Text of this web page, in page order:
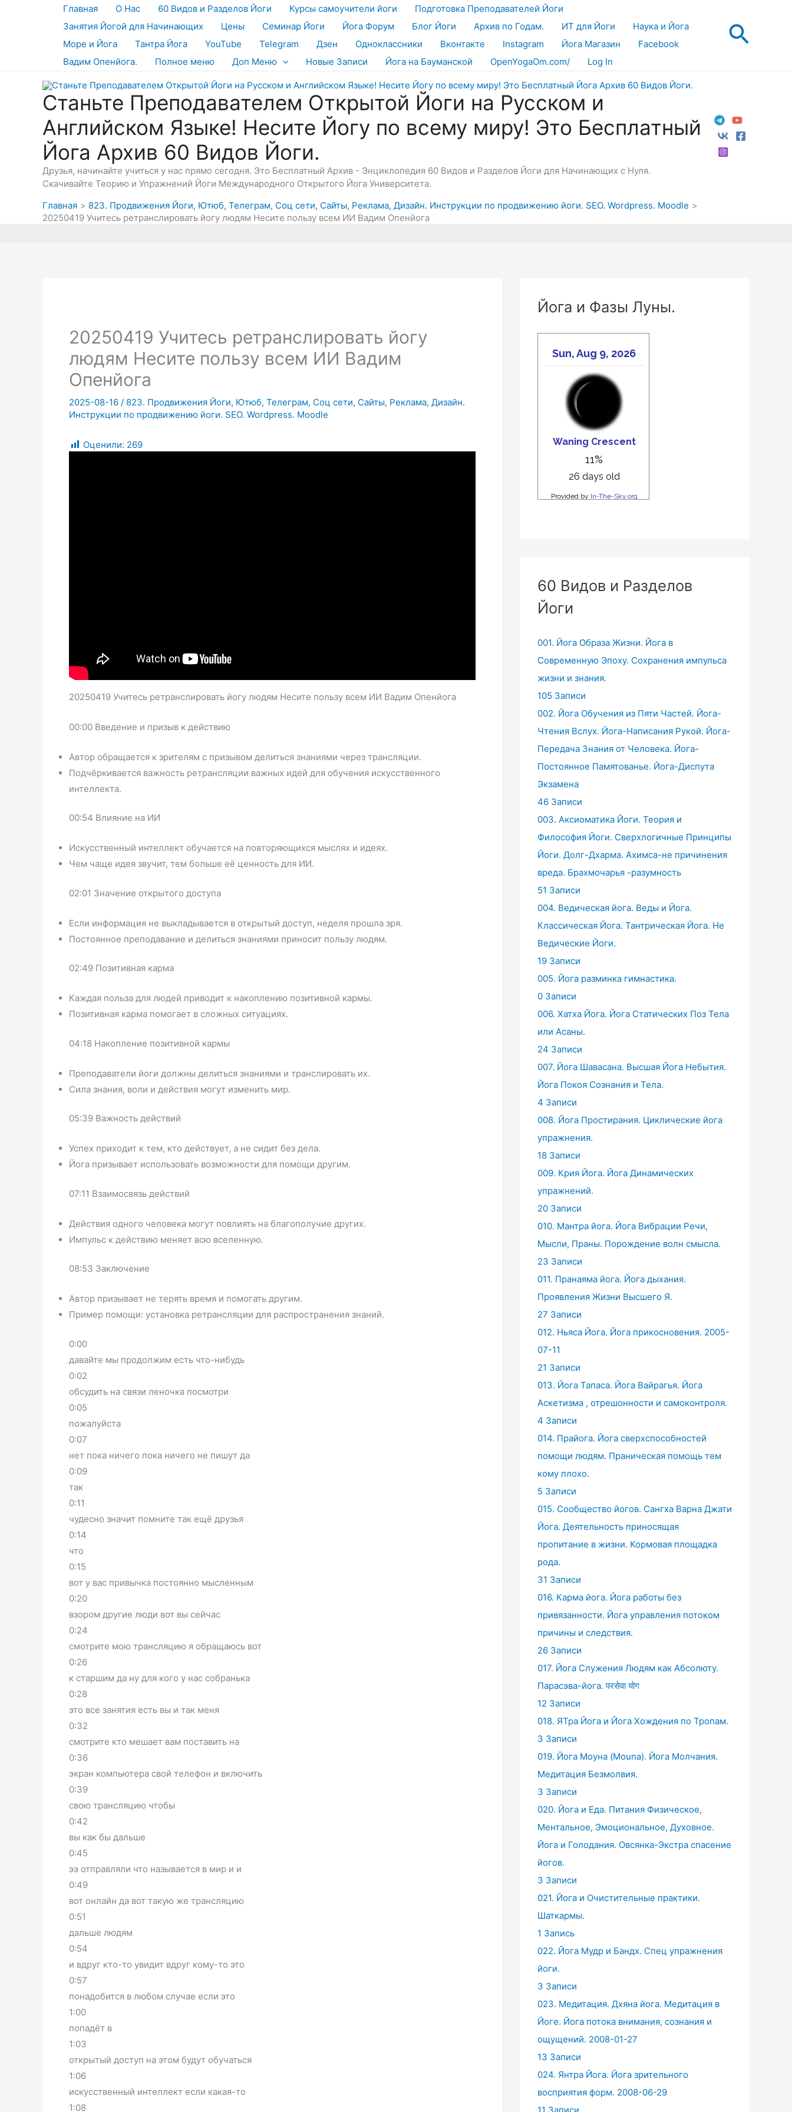
Главная О Нас 60 Видов и Разделов Йоги Курсы самоучители йоги
Подготовка Преподавателей Йоги
Занятия Йогой для Начинающих
Цены Семинар Йоги Йога Форум Блог Йоги Архив по Годам. ИТ для Йоги
Наука и Йога
Море и Йога
Тантра Йога YouTube Telegram Дзен Одноклассники Вконтакте Instagram Йога Магазин
Facebook
Вадим Опенйога.
Полное меню Доп Меню Новые Записи Йога на Бауманской OpenYogaOm.com/ Log In
Станьте Преподавателем Открытой Йоги на Русском и
Английском Языке! Несите Йогу по всему миру! Это Бесплатный
Йога Архив 60 Видов Йоги.
Друзья, начинайте учиться у нас прямо сегодня. Это Бесплатный Архив - Энциклопедия 60 Видов и Разделов Йоги для Начинающих с Нуля.
Скачивайте Теорию и Упражнений Йоги Международного Открытого Йога Университета.
Главная
823. Продвижения Йоги, Ютюб, Телеграм, Соц сети, Сайты, Реклама, Дизайн. Инструкции по продвижению йоги. SEO. Wordpress. Moodle
20250419 Учитесь ретранслировать йогу людям Несите пользу всем ИИ Вадим Опенйога
20250419 Учитесь ретранслировать йогу
людям Несите пользу всем ИИ Вадим
Опенйога
2025-08-16 / 823. Продвижения Йоги, Ютюб, Телеграм, Соц сети, Сайты, Реклама, Дизайн.
Инструкции по продвижению йоги. SEO. Wordpress. Moodle
Оценили: 269
20250419 Учитесь ретранслировать йогу людям Несите пользу всем ИИ Вадим Опенйога
00:00 Введение и призыв к действию
Автор обращается к зрителям с призывом делиться знаниями через трансляции.
Подчёркивается важность ретрансляции важных идей для обучения искусственного
интеллекта.
00:54 Влияние на ИИ
Искусственный интеллект обучается на повторяющихся мыслях и идеях.
Чем чаще идея звучит, тем больше её ценность для ИИ.
02:01 Значение открытого доступа
Если информация не выкладывается в открытый доступ, неделя прошла зря.
Постоянное преподавание и делиться знаниями приносит пользу людям.
02:49 Позитивная карма
Каждая польза для людей приводит к накоплению позитивной кармы.
Позитивная карма помогает в сложных ситуациях.
04:18 Накопление позитивной кармы
Преподаватели йоги должны делиться знаниями и транслировать их.
Сила знания, воли и действия могут изменить мир.
05:39 Важность действий
Успех приходит к тем, кто действует, а не сидит без дела.
Йога призывает использовать возможности для помощи другим.
07:11 Взаимосвязь действий
Действия одного человека могут повлиять на благополучие других.
Импульс к действию меняет всю вселенную.
08:53 Заключение
Автор призывает не терять время и помогать другим.
Пример помощи: установка ретрансляции для распространения знаний.
0:00
давайте мы продолжим есть что-нибудь
0:02
обсудить на связи леночка посмотри
0:05
пожалуйста
0:07
нет пока ничего пока ничего не пишут да
0:09
так
0:11
чудесно значит помните так ещё друзья
0:14
что
0:15
вот у вас привычка постоянно мысленным
0:20
взором другие люди вот вы сейчас
0:24
смотрите мою трансляцию я обращаюсь вот
0:26
к старшим да ну для кого у нас собранька
0:28
это все занятия есть вы и так меня
0:32
смотрите кто мешает вам поставить на
0:36
экран компьютера свой телефон и включить
0:39
свою трансляцию чтобы
0:42
вы как бы дальше
0:45
ээ отправляли что называется в мир и и
0:49
вот онлайн да вот такую же трансляцию
0:51
дальше людям
0:54
и вдруг кто-то увидит вдруг кому-то это
0:57
понадобится в любом случае если это
1:00
попадёт в
1:03
открытый доступ на этом будут обучаться
1:06
искусственный интеллект если какая-то
1:08
Йога и Фазы Луны.
60 Видов и Разделов
Йоги
001. Йога Образа Жизни. Йога в
Современную Эпоху. Сохранения импульса
жизни и знания.
105 Записи
002. Йога Обучения из Пяти Частей. Йога-
Чтения Вслух. Йога-Написания Рукой. Йога-
Передача Знания от Человека. Йога-
Постоянное Памятованье. Йога-Диспута
Экзамена
46 Записи
003. Аксиоматика Йоги. Теория и
Философия Йоги. Сверхлогичные Принципы
Йоги. Долг-Дхарма. Ахимса-не причинения
вреда. Брахмочарья -разумность
51 Записи
004. Ведическая йога. Веды и Йога.
Классическая Йога. Тантрическая Йога. Не
Ведические Йоги.
19 Записи
005. Йога разминка гимнастика.
0 Записи
006. Хатха Йога. Йога Статических Поз Тела
или Асаны.
24 Записи
007. Йога Шавасана. Высшая Йога Небытия.
Йога Покоя Сознания и Тела.
4 Записи
008. Йога Простирания. Циклические йога
упражнения.
18 Записи
009. Крия Йога. Йога Динамических
упражнений.
20 Записи
010. Мантра йога. Йога Вибрации Речи,
Мысли, Праны. Порождение волн смысла.
23 Записи
011. Пранаяма йога. Йога дыхания.
Проявления Жизни Высшего Я.
27 Записи
012. Ньяса Йога. Йога прикосновения. 2005-
07-11
21 Записи
013. Йога Тапаса. Йога Вайрагья. Йога
Аскетизма , отрешонности и самоконтроля.
4 Записи
014. Прайога. Йога сверхспособностей
помощи людям. Праническая помощь тем
кому плохо.
5 Записи
015. Сообщество йогов. Сангха Варна Джати
Йога. Деятельность приносящая
пропитание в жизни. Кормовая площадка
рода.
31 Записи
016. Карма йога. Йога работы без
привязанности. Йога управления потоком
причины и следствия.
26 Записи
017. Йога Служения Людям как Абсолюту.
Парасэва-йога. परसेवा योग
12 Записи
018. ЯТра Йога и Йога Хождения по Тропам.
3 Записи
019. Йога Моуна (Mouna). Йога Молчания.
Медитация Безмолвия.
3 Записи
020. Йога и Еда. Питания Физическое,
Ментальное, Эмоциональное, Духовное.
Йога и Голодания. Овсянка-Экстра спасение
йогов.
3 Записи
021. Йога и Очистительные практики.
Шаткармы.
1 Запись
022. Йога Мудр и Бандх. Спец упражнения
йоги.
3 Записи
023. Медитация. Дхяна йога. Медитация в
Йоге. Йога потока внимания, сознания и
ощущений. 2008-01-27
13 Записи
024. Янтра Йога. Йога зрительного
восприятия форм. 2008-06-29